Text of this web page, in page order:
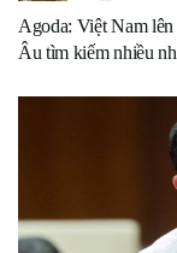
Agoda: Việt Nam
Âu tìm kiếm nhiều